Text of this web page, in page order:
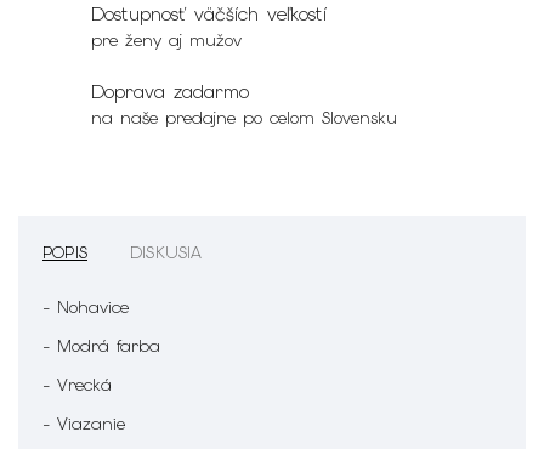
Dostupnosť väčších veľkostí
pre ženy aj mužov
Doprava zadarmo
na naše predajne po celom Slovensku
POPIS DISKUSIA
- Nohavice
- Modrá farba
- Vrecká
- Viazanie